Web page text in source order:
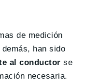
de medición
han sido
al conductor se
necesaria.